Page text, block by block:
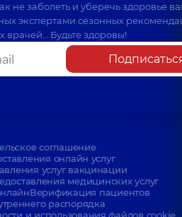
не заболеть и уберечь здоровье
экспертами сезонных
врачей… Будьте здоровы!
соглашение
онлайн услуг
услуг вакцинации
медицинских услуг
Верификация пациентов
распорядка